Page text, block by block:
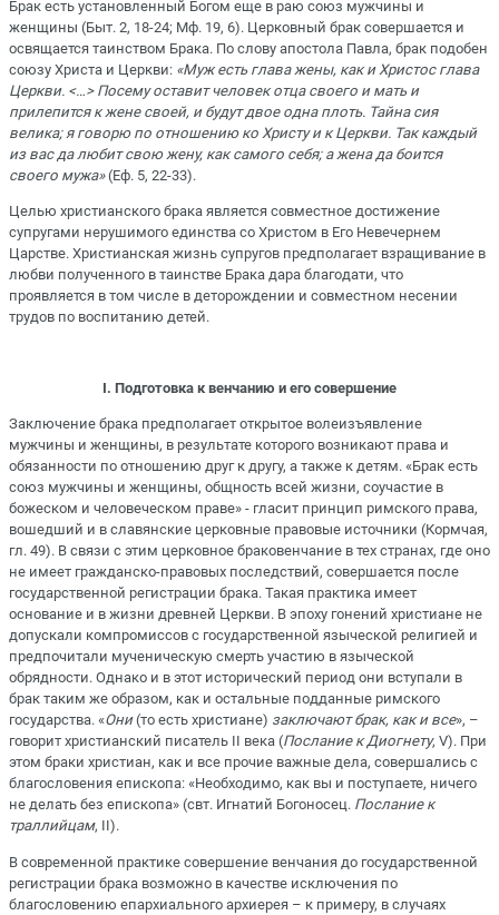
Брак есть установленный Богом еще в раю союз мужчины и
женщины (Быт. 2, 18-24; Мф. 19, 6). Церковный брак совершается и
освящается таинством Брака. По слову апостола Павла, брак подобен
союзу Христа и Церкви: «Муж есть глава жены, как и Христос глава
Церкви. <…> Посему оставит человек отца своего и мать и
прилепится к жене своей, и будут двое одна плоть. Тайна сия
велика; я говорю по отношению ко Христу и к Церкви. Так каждый
из вас да любит свою жену, как самого себя; а жена да боится
своего мужа»(Еф. 5, 22-33).
Целью христианского брака является совместное достижение
супругами нерушимого единства со Христом в Его Невечернем
Царстве. Христианская жизнь супругов предполагает взращивание в
любви полученного в таинстве Брака дара благодати, что
проявляется в том числе в деторождении и совместном несении
трудов по воспитанию детей.
I. Подготовка к венчанию и его совершение
Заключение брака предполагает открытое волеизъявление
мужчины и женщины, в результате которого возникают права и
обязанности по отношению друг к другу, а также к детям. «Брак есть
союз мужчины и женщины, общность всей жизни, соучастие в
божеском и человеческом праве» - гласит принцип римского права,
вошедший и в славянские церковные правовые источники (Кормчая,
гл. 49). В связи с этим церковное браковенчание в тех странах, где оно
не имеет гражданско-правовых последствий, совершается после
государственной регистрации брака. Такая практика имеет
основание и в жизни древней Церкви. В эпоху гонений христиане не
допускали компромиссов с государственной языческой религией и
предпочитали мученическую смерть участию в языческой
обрядности. Однако и в этот исторический период они вступали в
брак таким же образом, как и остальные подданные римского
государства. «Они(то есть христиане) заключают брак, как и все», –
говорит христианский писатель II века (Послание к Диогнету, V). При
этом браки христиан, как и все прочие важные дела, совершались с
благословения епископа: «Необходимо, как вы и поступаете, ничего
не делать без епископа» (свт. Игнатий Богоносец. Послание к
траллийцам, II).
В современной практике совершение венчания до государственной
регистрации брака возможно в качестве исключения по
благословению епархиального архиерея – к примеру, в случаях